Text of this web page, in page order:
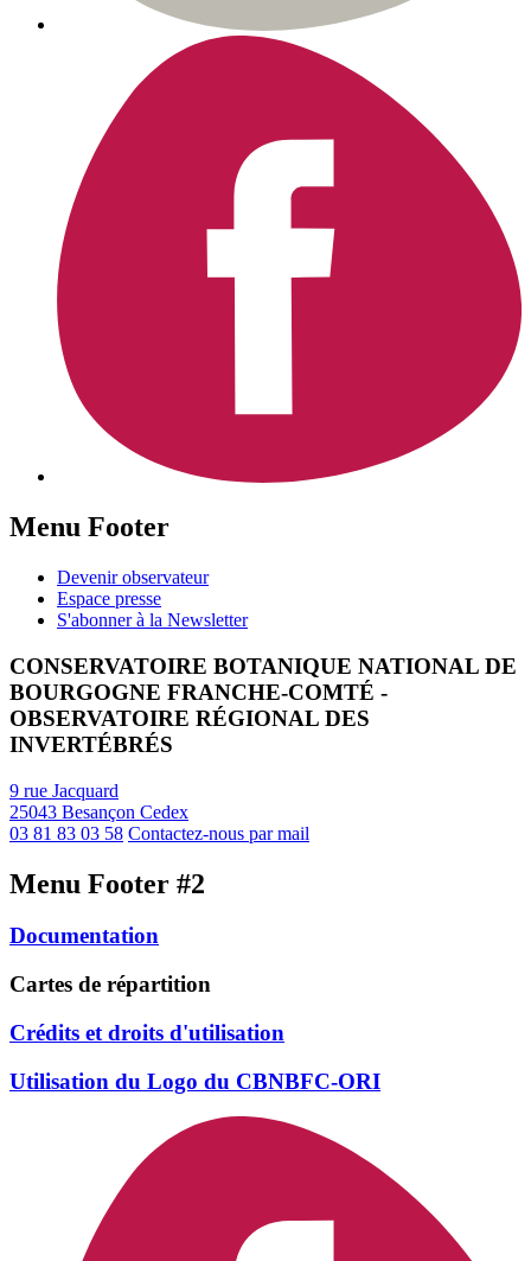
Menu Footer
Devenir observateur
Espace presse
S'abonner à la Newsletter
CONSERVATOIRE BOTANIQUE NATIONAL DE
BOURGOGNE FRANCHE-COMTÉ -
OBSERVATOIRE RÉGIONAL DES
INVERTÉBRÉS
9 rue Jacquard
25043 Besançon Cedex
03 81 83 03 58 Contactez-nous par mail
Menu Footer #2
Documentation
Cartes de répartition
Crédits et droits d'utilisation
Utilisation du Logo du CBNBFC-ORI